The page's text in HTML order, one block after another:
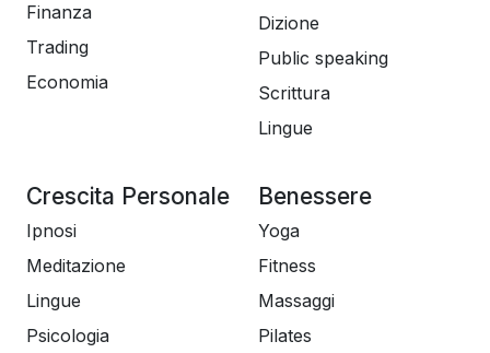
Finanza
Trading
Economia
Dizione
Public speaking
Scrittura
Lingue
Crescita Personale
Ipnosi
Meditazione
Lingue
Psicologia
Benessere
Yoga
Fitness
Massaggi
Pilates